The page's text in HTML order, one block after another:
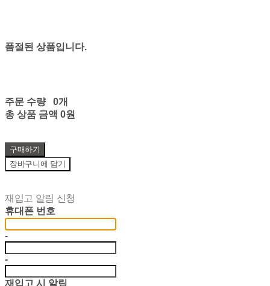
품절된 상품입니다.
주문 수량
0개
총 상품 금액 0원
구매하기
장바구니에 담기
재입고 알림 신청
휴대폰 번호
-
-
재입고 시 알림